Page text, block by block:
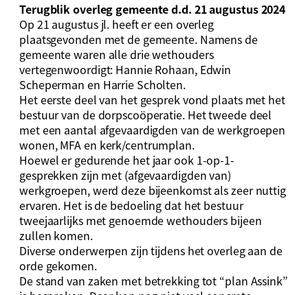
Terugblik overleg gemeente d.d. 21 augustus 2024
Op 21 augustus jl. heeft er een overleg
plaatsgevonden met de gemeente. Namens de
gemeente waren alle drie wethouders
vertegenwoordigt: Hannie Rohaan, Edwin
Scheperman en Harrie Scholten.
Het eerste deel van het gesprek vond plaats met het
bestuur van de dorpscoöperatie. Het tweede deel
met een aantal afgevaardigden van de werkgroepen
wonen, MFA en kerk/centrumplan.
Hoewel er gedurende het jaar ook 1-op-1-
gesprekken zijn met (afgevaardigden van)
werkgroepen, werd deze bijeenkomst als zeer nuttig
ervaren. Het is de bedoeling dat het bestuur
tweejaarlijks met genoemde wethouders bijeen
zullen komen.
Diverse onderwerpen zijn tijdens het overleg aan de
orde gekomen.
De stand van zaken met betrekking tot “plan Assink”